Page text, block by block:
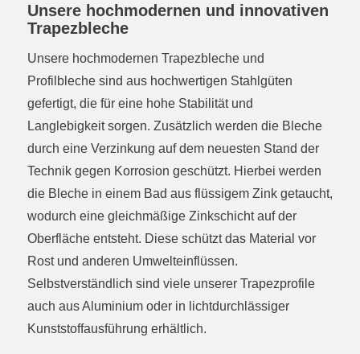
Unsere hochmodernen und innovativen
Trapezbleche
Unsere hochmodernen Trapezbleche und
Profilbleche sind aus hochwertigen Stahlgüten
gefertigt, die für eine hohe Stabilität und
Langlebigkeit sorgen. Zusätzlich werden die Bleche
durch eine Verzinkung auf dem neuesten Stand der
Technik gegen Korrosion geschützt. Hierbei werden
die Bleche in einem Bad aus flüssigem Zink getaucht,
wodurch eine gleichmäßige Zinkschicht auf der
Oberfläche entsteht. Diese schützt das Material vor
Rost und anderen Umwelteinflüssen.
Selbstverständlich sind viele unserer Trapezprofile
auch aus Aluminium oder in lichtdurchlässiger
Kunststoffausführung erhältlich.